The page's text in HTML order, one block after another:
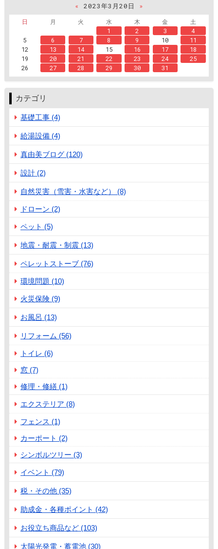
« 2023年3月20日
»
日
月 火 水 木 金
土
1
2 3
4
5
6 7 8 9 10
11
12
13 14 15 16 17
18
19
20 21 22 23 24
25
26
27 28 29 30 31
カテゴリ
基礎工事 (4)
給湯設備 (4)
真由美ブログ (120)
設計 (2)
自然災害（雪害・水害など） (8)
ドローン (2)
ペット (5)
地震・耐震・制震 (13)
ペレットストーブ (76)
環境問題 (10)
火災保険 (9)
お風呂 (13)
リフォーム (56)
トイレ (6)
窓 (7)
修理・修繕 (1)
エクステリア (8)
フェンス (1)
カーポート (2)
シンボルツリー (3)
イベント (79)
税・その他 (35)
助成金・各種ポイント (42)
お役立ち商品など (103)
太陽光発電・蓄電池 (30)